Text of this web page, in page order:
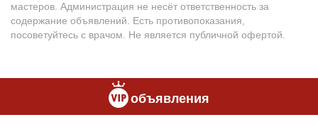
мастеров. Администрация не несёт ответственность за
содержание объявлений. Есть противопоказания,
посоветуйтесь с врачом. Не является публичной офертой.
объявления